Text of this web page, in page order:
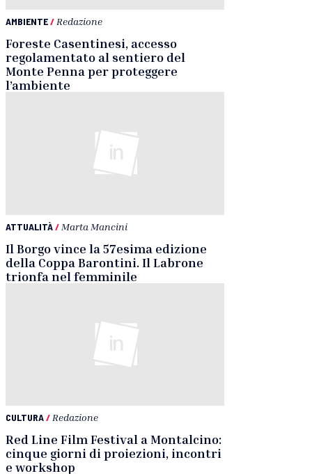
AMBIENTE/Redazione
Foreste Casentinesi, accesso
regolamentato al sentiero del
Monte Penna per proteggere
l’ambiente
ATTUALITÀ/ Marta Mancini
Il Borgo vince la 57esima edizione
della Coppa Barontini. Il Labrone
trionfa nel femminile
CULTURA/ Redazione
Red Line Film Festival a Montalcino:
cinque giorni di proiezioni, incontri
e workshop